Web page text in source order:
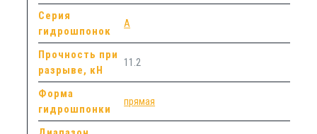
Серия
гидрошпонок
А
Прочность при
разрыве, кН
11.2
Форма
гидрошпонки
прямая